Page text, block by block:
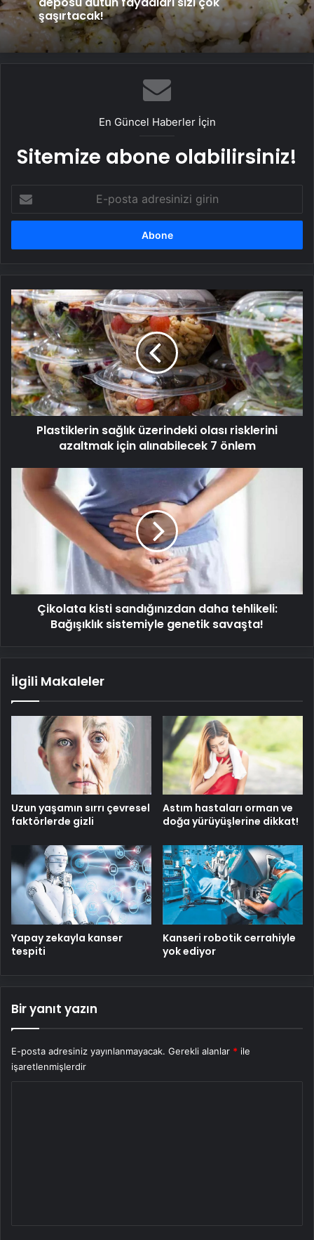
şaşırtacak!
En Güncel Haberler İçin
Sitemize abone olabilirsiniz!
posta
adresinizi
Plastiklerin
sağlık
üzerindeki
olası
risklerini
azaltmak
için
alınabilecek
7
Plastiklerin sağlık üzerindeki olası risklerini
azaltmak için alınabilecek 7 önlem
Çikolata
kisti
sandığınızdan
genetik
savaşta!
Çikolata kisti sandığınızdan daha tehlikeli:
Bağışıklık sistemiyle genetik savaşta!
İlgili Makaleler
Uzun yaşamın sırrı çevresel
faktörlerde gizli
Astım hastaları orman ve
doğa yürüyüşlerine dikkat!
Yapay zekayla kanser
tespiti
Kanseri robotik cerrahiyle
yok ediyor
Bir yanıt yazın
E-posta adresiniz yayınlanmayacak. Gerekli alanlar * ile
işaretlenmişlerdir